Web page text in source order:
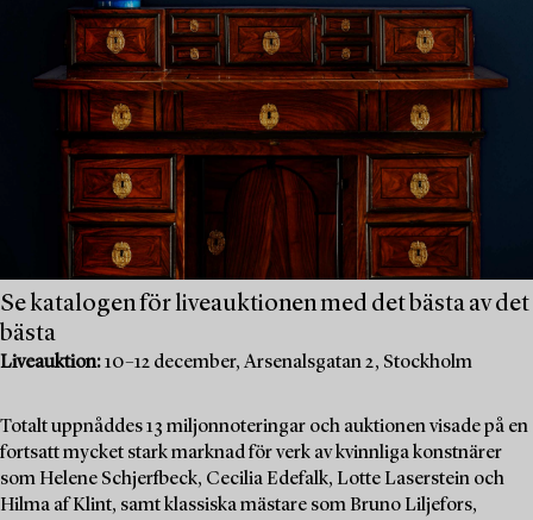
Se katalogen för liveauktionen med det bästa av det
bästa
Liveauktion:10–12 december, Arsenalsgatan 2, Stockholm
Totalt uppnåddes 13 miljonnoteringar och auktionen visade på en
fortsatt mycket stark marknad för verk av kvinnliga konstnärer
som Helene Schjerfbeck, Cecilia Edefalk, Lotte Laserstein och
Hilma af Klint, samt klassiska mästare som Bruno Liljefors,